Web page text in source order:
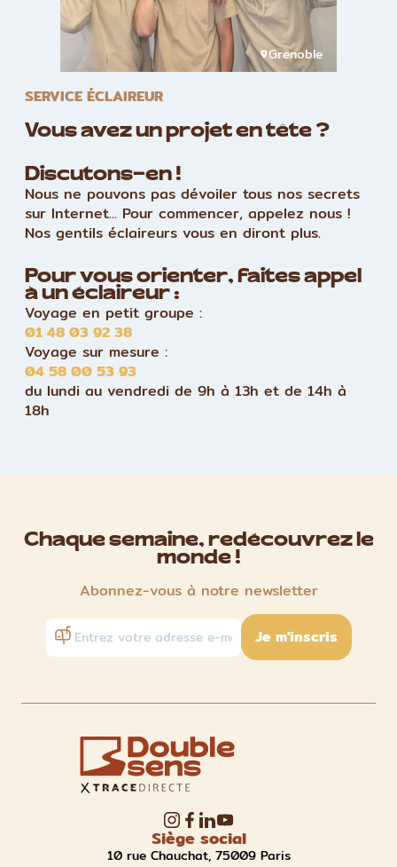
Grenoble
SERVICE ÉCLAIREUR
Vous avez un projet en tête ?
Discutons-en !
Nous ne pouvons pas dévoiler tous nos secrets
sur Internet... Pour commencer, appelez nous !
Nos gentils éclaireurs vous en diront plus.
Pour vous orienter, faites appel
à un éclaireur :
Voyage en petit groupe :
01 48 03 92 38
Voyage sur mesure :
04 58 00 53 93
du lundi au vendredi de 9h à 13h et de 14h à
18h
Chaque semaine, redécouvrez le
monde !
Abonnez-vous à notre newsletter
Je m'inscris
Siège social
10 rue Chauchat, 75009 Paris